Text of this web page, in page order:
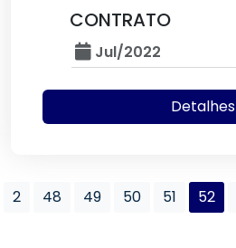
CONTRATO
Jul/2022
Detalhes
2 48 49 50 51 52